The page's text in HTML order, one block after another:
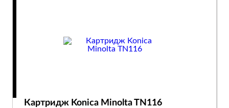
Картридж Konica Minolta TN116